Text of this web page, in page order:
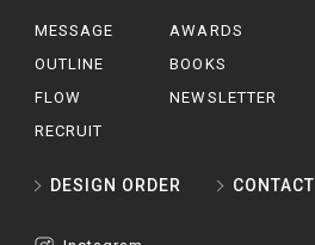
MESSAGE
AWARDS
OUTLINE
BOOKS
FLOW
NEWSLETTER
RECRUIT
DESIGN ORDER CONTACT